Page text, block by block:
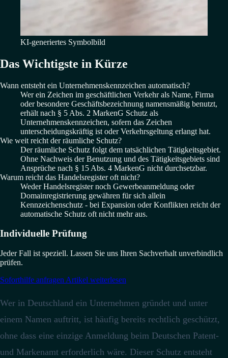
KI-generiertes Symbolbild
Das Wichtigste in Kürze
Wann entsteht ein Unternehmenskennzeichen automatisch?
Wer ein Zeichen im geschäftlichen Verkehr als Name, Firma
oder besondere Geschäftsbezeichnung namensmäßig benutzt,
erhält nach § 5 Abs. 2 MarkenG Schutz als
Unternehmenskennzeichen, sofern das Zeichen
unterscheidungskräftig ist oder Verkehrsgeltung erlangt hat.
Wie weit reicht der räumliche Schutz?
Der räumliche Schutz folgt dem tatsächlichen Tätigkeitsgebiet.
Ohne Nachweis der Benutzung und des Tätigkeitsgebiets sind
Ansprüche nach § 15 Abs. 4 MarkenG nicht durchsetzbar.
Warum reicht das Handelsregister oft nicht?
Weder Handelsregister noch Gewerbeanmeldung oder
Domainregistrierung gewähren für sich allein
Kennzeichenschutz - bei Expansion oder Konflikten reicht der
automatische Schutz oft nicht mehr aus.
Individuelle Prüfung
Jeder Fall ist speziell. Lassen Sie uns Ihren Sachverhalt unverbindlich
prüfen.
Soforthilfe anfragen Artikel weiterlesen
Wer in Deutschland ein Unternehmen gründet und unter
einem Namen auftritt, ist häufig bereits rechtlich geschützt,
ohne dass eine einzige Anmeldung beim Deutschen Patent-
und Markenamt erforderlich wäre. Dieser Schutz entsteht